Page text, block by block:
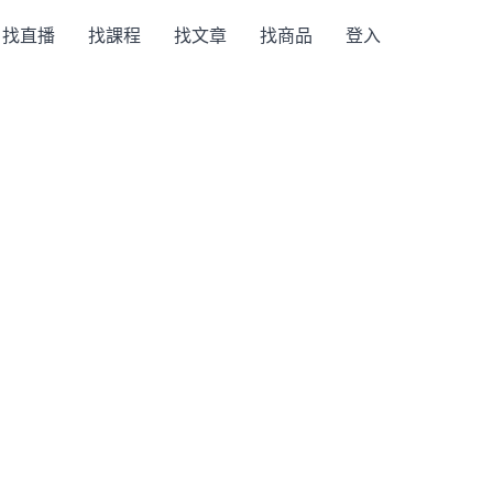
找直播 找課程 找文章 找商品 登入